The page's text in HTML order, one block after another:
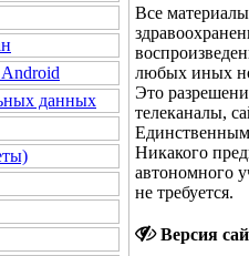
данных
Все
любых иных
Это
телеканалы,
Единственным
Никакого
автономного
не требуется.
Версия